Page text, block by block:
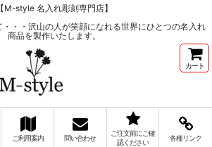
【M-style 名入れ彫刻専門店】
・・沢山の人が笑顔になれる世界にひとつの名入れ
商品を製作いたします。
カート
ご利用案内 問い合わせ
ご注文前にご確
認ください
各種リンク